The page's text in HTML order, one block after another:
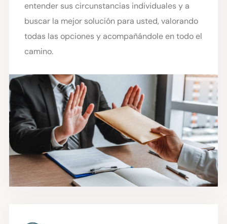
entender sus circunstancias individuales y a
buscar la mejor solución para usted, valorando
todas las opciones y acompañándole en todo el
camino.